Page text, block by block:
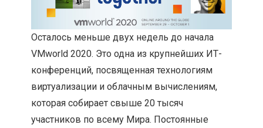
Осталось меньше двух недель до начала
VMworld 2020. Это одна из крупнейших ИТ-
конференций, посвященная технологиям
виртуализации и облачным вычислениям,
которая собирает свыше 20 тысяч
участников по всему Мира. Постоянные